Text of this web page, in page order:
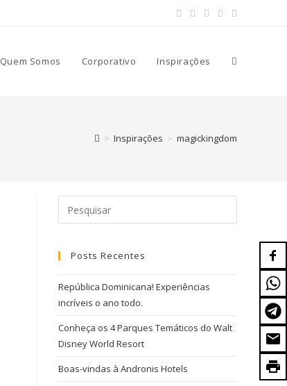
Quem Somos Corporativo Inspirações
> Inspirações > magickingdom
Posts Recentes
República Dominicana! Experiências
incríveis o ano todo.
Conheça os 4 Parques Temáticos do Walt
Disney World Resort
Boas-vindas à Andronis Hotels